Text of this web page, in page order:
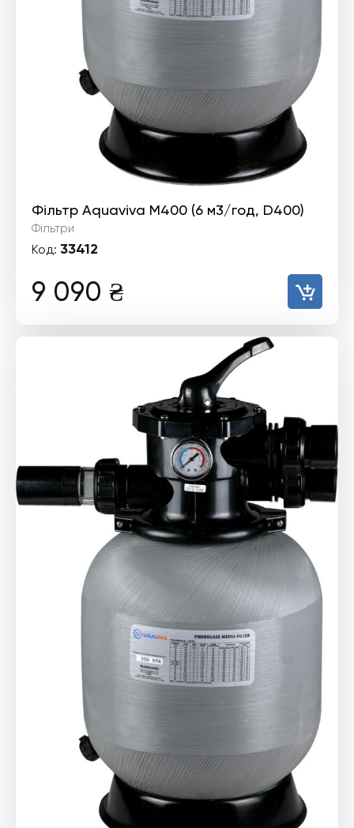
Фільтр Aquaviva M400 (6 м3/год, D400)
Фільтри
Код: 33412
9 090 ₴